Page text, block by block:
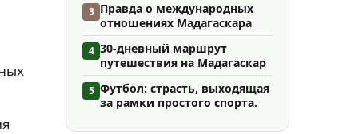
3 Правда о международных
отношениях Мадагаскара
4 30-дневный маршрут
путешествия на Мадагаскар
5 Футбол: страсть, выходящая
за рамки простого спорта.